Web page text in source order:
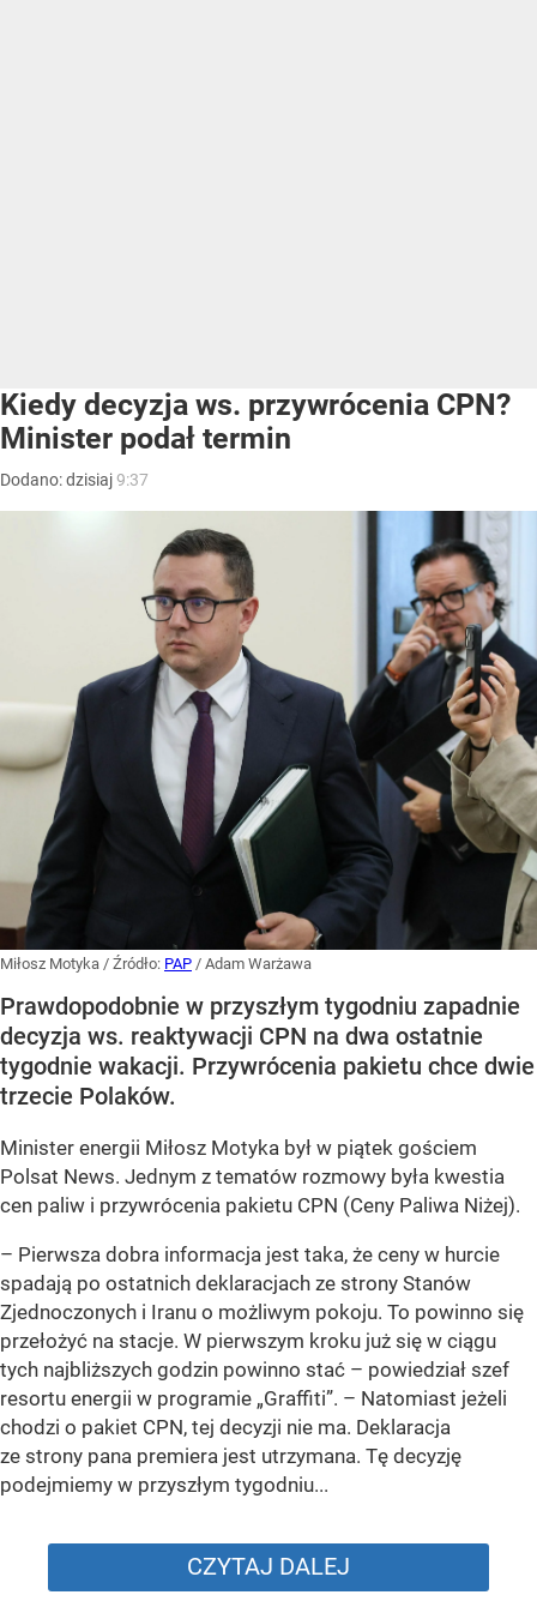
Kiedy decyzja ws. przywrócenia CPN?
Minister podał termin
Dodano:dzisiaj9:37
Miłosz Motyka / Źródło: PAP / Adam Warżawa
Prawdopodobnie w przyszłym tygodniu zapadnie
decyzja ws. reaktywacji CPN na dwa ostatnie
tygodnie wakacji. Przywrócenia pakietu chce dwie
trzecie Polaków.
Minister energii Miłosz Motyka był w piątek gościem
Polsat News. Jednym z tematów rozmowy była kwestia
cen paliw i przywrócenia pakietu CPN (Ceny Paliwa Niżej).
– Pierwsza dobra informacja jest taka, że ceny w hurcie
spadają po ostatnich deklaracjach ze strony Stanów
Zjednoczonych i Iranu o możliwym pokoju. To powinno się
przełożyć na stacje. W pierwszym kroku już się w ciągu
tych najbliższych godzin powinno stać – powiedział szef
resortu energii w programie „Graffiti”. – Natomiast jeżeli
chodzi o pakiet CPN, tej decyzji nie ma. Deklaracja
ze strony pana premiera jest utrzymana. Tę decyzję
podejmiemy w przyszłym tygodniu...
CZYTAJ DALEJ